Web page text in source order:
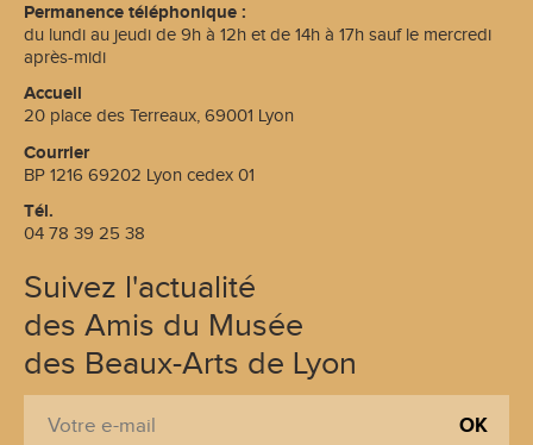
Permanence téléphonique :
du lundi au jeudi de 9h à 12h et de 14h à 17h sauf le mercredi
après-midi
Accueil
20 place des Terreaux, 69001 Lyon
Courrier
BP 1216 69202 Lyon cedex 01
Tél.
04 78 39 25 38
Suivez l'actualité
des Amis du Musée
des Beaux-Arts de Lyon